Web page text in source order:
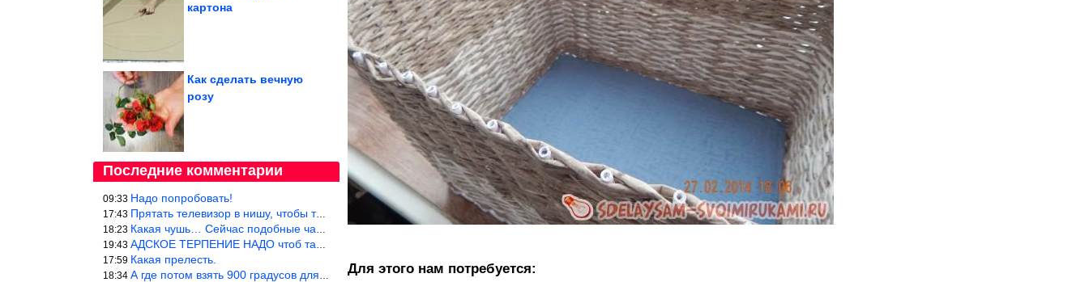
картона
Как сделать вечную
розу
Последние комментарии
09:33 Надо попробовать!
17:43 Прятать телевизор в нишу, чтобы тепло от ТВ не отводилось и теле
18:23 Какая чушь… Сейчас подобные часы в магазине стоят меньше 10 долл
19:43 АДСКОЕ ТЕРПЕНИЕ НАДО чтоб такое вышить
17:59 Какая прелесть.
18:34 А где потом взять 900 градусов для обжига? Для этого нам потребуется: